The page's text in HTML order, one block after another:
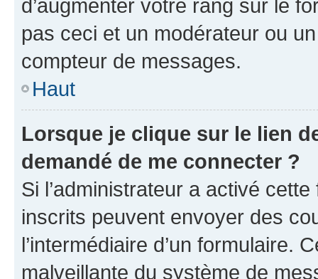
d’augmenter votre rang sur le
pas ceci et un modérateur ou
compteur de messages.
Haut
Lorsque je clique sur le lien
demandé de me connecter ?
Si l’administrateur a activé
inscrits peuvent envoyer des
l’intermédiaire d’un formulaire.
malveillante du système de